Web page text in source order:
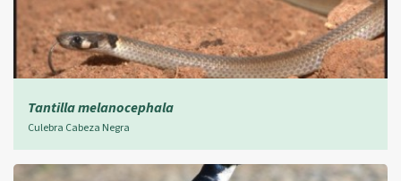
Tantilla melanocephala
Culebra Cabeza Negra